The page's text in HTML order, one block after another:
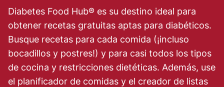
Diabetes Food Hub® es su destino ideal para
obtener recetas gratuitas aptas para diabéticos.
Busque recetas para cada comida (¡incluso
bocadillos y postres!) y para casi todos los tipos
de cocina y restricciones dietéticas. Además, use
el planificador de comidas y el creador de listas